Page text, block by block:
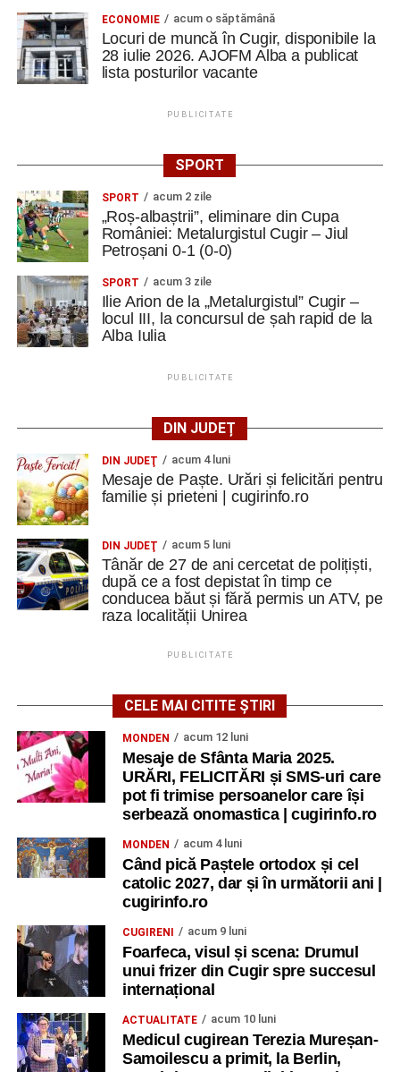
ECONOMIE acum o săptămână
Locuri de muncă în Cugir, disponibile la
28 iulie 2026. AJOFM Alba a publicat
lista posturilor vacante
PUBLICITATE
SPORT
SPORT acum 2 zile
„Roș-albaștrii”, eliminare din Cupa
României: Metalurgistul Cugir – Jiul
Petroșani 0-1 (0-0)
SPORT acum 3 zile
Ilie Arion de la „Metalurgistul” Cugir –
locul III, la concursul de șah rapid de la
Alba Iulia
PUBLICITATE
DIN JUDEȚ
DIN JUDEŢ acum 4 luni
Mesaje de Paște. Urări și felicitări pentru
familie și prieteni | cugirinfo.ro
DIN JUDEŢ acum 5 luni
Tânăr de 27 de ani cercetat de polițiști,
după ce a fost depistat în timp ce
conducea băut și fără permis un ATV, pe
raza localității Unirea
PUBLICITATE
CELE MAI CITITE ȘTIRI
MONDEN acum 12 luni
Mesaje de Sfânta Maria 2025.
URĂRI, FELICITĂRI și SMS-uri care
pot fi trimise persoanelor care își
serbează onomastica | cugirinfo.ro
MONDEN acum 4 luni
Când pică Paștele ortodox și cel
catolic 2027, dar și în următorii ani |
cugirinfo.ro
CUGIRENI acum 9 luni
Foarfeca, visul și scena: Drumul
unui frizer din Cugir spre succesul
internațional
ACTUALITATE acum 10 luni
Medicul cugirean Terezia Mureșan-
Samoilescu a primit, la Berlin,